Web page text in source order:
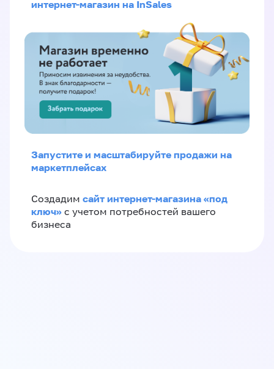
интернет-магазин на InSales
Запустите и масштабируйте продажи на
маркетплейсах
Создадим сайт интернет-магазина «под
ключ» с учетом потребностей вашего
бизнеса